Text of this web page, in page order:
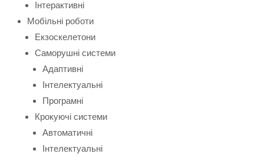
Інтерактивні
Мобільні роботи
Екзоскелетони
Саморушні системи
Адаптивні
Інтелектуальні
Програмні
Крокуючі системи
Автоматичні
Інтелектуальні